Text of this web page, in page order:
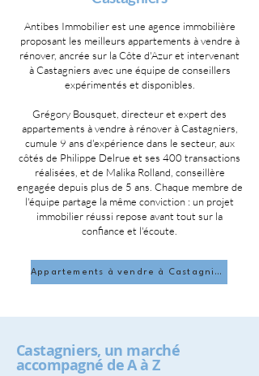
Antibes Immobilier est une agence immobilière
proposant les meilleurs appartements à vendre à
rénover, ancrée sur la Côte d'Azur et intervenant
à Castagniers avec une équipe de conseillers
expérimentés et disponibles.
Grégory Bousquet, directeur et expert des
appartements à vendre à rénover à Castagniers,
cumule 9 ans d'expérience dans le secteur, aux
côtés de Philippe Delrue et ses 400 transactions
réalisées, et de Malika Rolland, conseillère
engagée depuis plus de 5 ans. Chaque membre de
l'équipe partage la même conviction : un projet
immobilier réussi repose avant tout sur la
confiance et l'écoute.
Appartements à vendre à Castagniers
Castagniers, un marché
accompagné de A à Z